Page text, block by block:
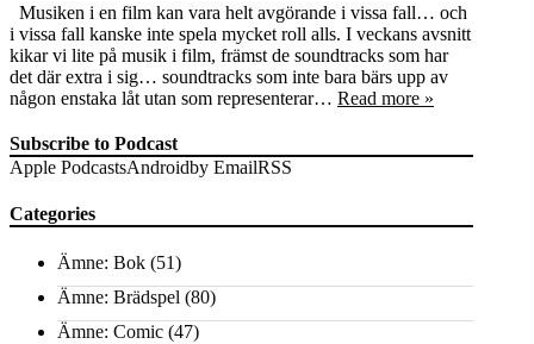
Musiken i en film kan vara helt avgörande i vissa fall… och
i vissa fall kanske inte spela mycket roll alls. I veckans avsnitt
kikar vi lite på musik i film, främst de soundtracks som har
det där extra i sig… soundtracks som inte bara bärs upp av
någon enstaka låt utan som representerar… Read more »
Subscribe to Podcast
Apple PodcastsAndroidby EmailRSS
Categories
Ämne: Bok (51)
Ämne: Brädspel (80)
Ämne: Comic (47)